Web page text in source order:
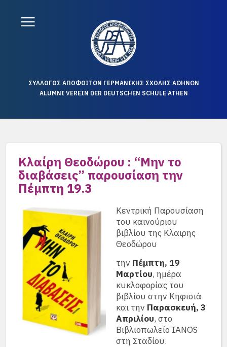
ΣΥΛΛΟΓΟΣ ΑΠΟΦΟΙΤΩΝ ΓΕΡΜΑΝΙΚΗΣ ΣΧΟΛΗΣ ΑΘΗΝΩΝ
ALUMNI VEREIN DER DEUTSCHEN SCHULE ATHEN
Κλαίρη Θεοδώρου : “Μην το
διαβάσεις” παρουσίαση την
Πέμπτη 19.3
Κεντρική Παρουσίαση
του καινούριου
βιβλίου της Κλαιρης
Θεοδώρου
την Πέμπτη, 19
Μαρτίου, ημέρα
κυκλοφορίας του
βιβλίου στην Κηφισιά
και την Παρασκευή, 3
Απριλίου, στο
Βιβλιοπωλείο IANOS
στη Σταδίου.